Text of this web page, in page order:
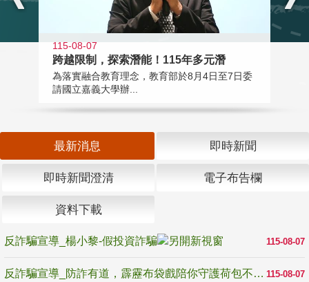
115-08-07
跨越限制，探索潛能！115年多元潛
為落實融合教育理念，教育部於8月4日至7日委
請國立嘉義大學辦...
最新消息 即時新聞
即時新聞澄清 電子布告欄
資料下載
115-08-07
反詐騙宣導_楊小黎-假投資詐騙
115-08-07
反詐騙宣導_防詐有道，霹靂布袋戲陪你守護荷包不受騙